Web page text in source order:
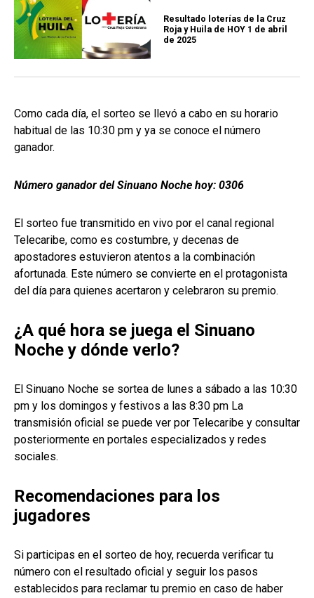
Resultado loterías de la Cruz
Roja y Huila de HOY 1 de abril
de 2025
Como cada día, el sorteo se llevó a cabo en su horario
habitual de las 10:30 pm y ya se conoce el número
ganador.
Número ganador del Sinuano Noche hoy: 0306
El sorteo fue transmitido en vivo por el canal regional
Telecaribe, como es costumbre, y decenas de
apostadores estuvieron atentos a la combinación
afortunada. Este número se convierte en el protagonista
del día para quienes acertaron y celebraron su premio.
¿A qué hora se juega el Sinuano
Noche y dónde verlo?
El Sinuano Noche se sortea de lunes a sábado a las 10:30
pm y los domingos y festivos a las 8:30 pm La
transmisión oficial se puede ver por Telecaribe y consultar
posteriormente en portales especializados y redes
sociales.
Recomendaciones para los
jugadores
Si participas en el sorteo de hoy, recuerda verificar tu
número con el resultado oficial y seguir los pasos
establecidos para reclamar tu premio en caso de haber